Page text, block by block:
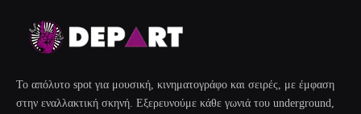
Το απόλυτο spot για μουσική, κινηματογράφο και σειρές, με έμφαση
στην εναλλακτική σκηνή. Εξερευνούμε κάθε γωνιά του underground,